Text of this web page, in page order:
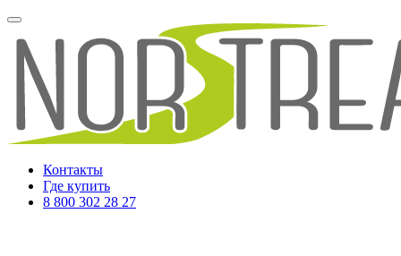
Контакты
Где купить
8 800 302 28 27